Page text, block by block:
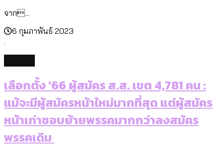
จาก...
6 กุมภาพันธ์ 2023
เลือกตั้ง ’66 ผู้สมัคร ส.ส. เขต 4,781 คน :
แม้จะมีผู้สมัครหน้าใหม่มากที่สุด แต่ผู้สมัคร
หน้าเก่าชอบย้ายพรรคมากกว่าลงสมัคร
พรรคเดิม